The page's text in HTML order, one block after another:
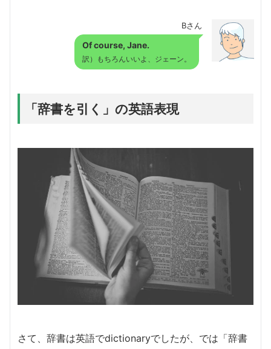
Bさん
Of course, Jane.
訳）もちろんいいよ、ジェーン。
「辞書を引く」の英語表現
さて、辞書は英語でdictionaryでしたが、では「辞書